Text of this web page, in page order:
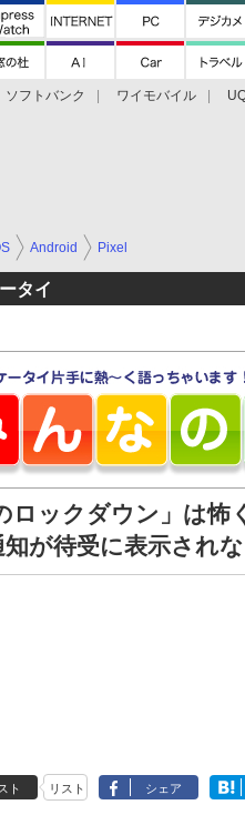
ソフトバンク ワイモバイル
Android Pixel
タイ
ロックダウン」は
知が待受に表示され
ト リスト シェア